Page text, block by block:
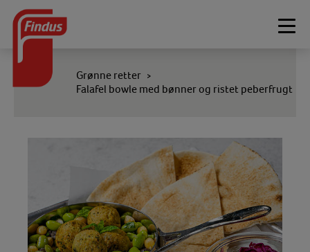
Grønne retter >
Falafel bowle med bønner og ristet peberfrugt